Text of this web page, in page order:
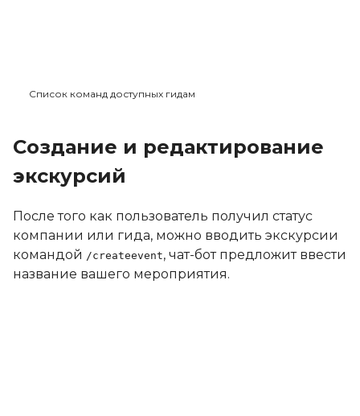
Список команд доступных гидам
Создание и редактирование
экскурсий
После того как пользователь получил статус
компании или гида, можно вводить экскурсии
командой /createevent, чат-бот предложит ввести
название вашего мероприятия.